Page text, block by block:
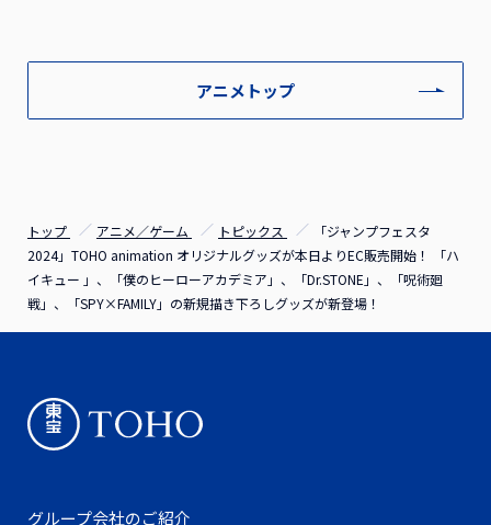
アニメトップ
トップ アニメ／ゲーム トピックス
「ジャンプフェスタ
2024」TOHO animation オリジナルグッズが本日よりEC販売開始！ 「ハ
イキュー 」、「僕のヒーローアカデミア」、「Dr.STONE」、「呪術廻
戦」、「SPY×FAMILY」の新規描き下ろしグッズが新登場！
グループ会社のご紹介